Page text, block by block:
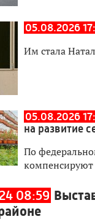
05.08.2026
Им стала
05.08.2026
на развитие
По
компенсируют
08:59